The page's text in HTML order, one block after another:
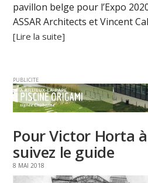
pavillon belge pour l’Expo
ASSAR Architects et Vincent
[Lire la suite]
PUBLICITE
Pour Victor Horta
suivez le guide
8 MAI 2018